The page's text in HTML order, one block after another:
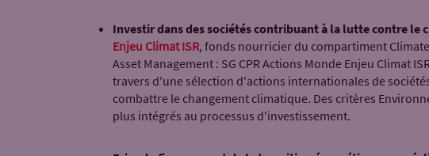
Investir dans des sociétés contribuant à la lutte contre le
Enjeu Climat ISR, fonds nourricier du compartiment Climate
Asset Management : SG CPR Actions Monde Enjeu Climat
travers d'une sélection d'actions internationales de
combattre le changement climatique. Des critères
plus intégrés au processus d'investissement.